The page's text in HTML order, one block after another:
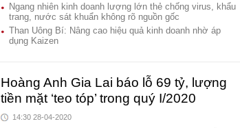
Ngang nhiên kinh doanh lượng lớn thẻ chống virus, khẩu
trang, nước sát khuẩn không rõ nguồn gốc
Than Uông Bí: Nâng cao hiệu quả kinh doanh nhờ áp
dụng Kaizen
Hoàng Anh Gia Lai báo lỗ 69 tỷ, lượng
tiền mặt ‘teo tóp’ trong quý I/2020
14:30 28-04-2020